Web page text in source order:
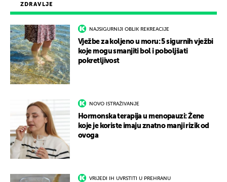
ZDRAVLJE
NAJSIGURNIJI OBLIK REKREACIJE
Vježbe za koljeno u moru: 5 sigurnih vježbi
koje mogu smanjiti bol i poboljšati
pokretljivost
NOVO ISTRAŽIVANJE
Hormonska terapija u menopauzi: Žene
koje je koriste imaju znatno manji rizik od
ovoga
VRIJEDI IH UVRSTITI U PREHRANU